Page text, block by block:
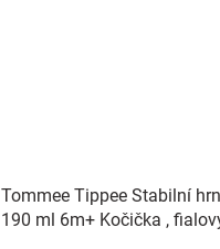
Tommee Tippee Stabilní
190 ml 6m+ Kočička ,